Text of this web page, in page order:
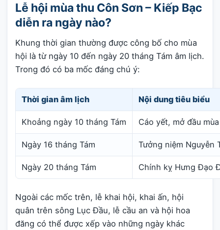
Lễ hội mùa thu Côn Sơn – Kiếp Bạc
diễn ra ngày nào?
Khung thời gian thường được công bố cho mùa
hội là từ ngày 10 đến ngày 20 tháng Tám âm lịch.
Trong đó có ba mốc đáng chú ý:
Thời gian âm lịch Nội dung tiêu biểu
Khoảng ngày 10 tháng Tám Cáo yết, mở đầu
Ngày 16 tháng Tám Tưởng niệm Nguyễn
Ngày 20 tháng Tám Chính kỵ Hưng Đạo
Ngoài các mốc trên, lễ khai hội, khai ấn, hội
quân trên sông Lục Đầu, lễ cầu an và hội hoa
đăng có thể được xếp vào những ngày khác